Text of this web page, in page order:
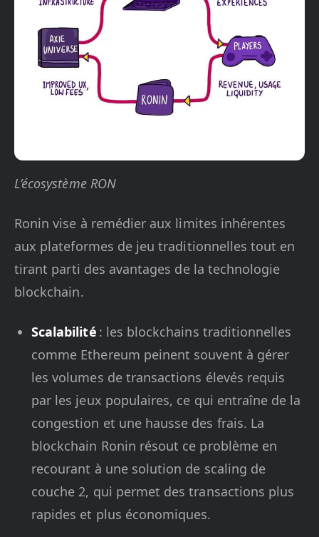
L’écosystème RON
Ronin vise à remédier aux limites inhérentes
aux plateformes de jeu traditionnelles tout en
tirant parti des avantages de la technologie
blockchain.
Scalabilité : les blockchains traditionnelles
comme Ethereum peinent souvent à gérer
les volumes de transactions élevés requis
par les jeux populaires, ce qui entraîne de la
congestion et une hausse des frais. La
blockchain Ronin résout ce problème en
recourant à une solution de scaling de
couche 2, qui permet des transactions plus
rapides et plus économiques.